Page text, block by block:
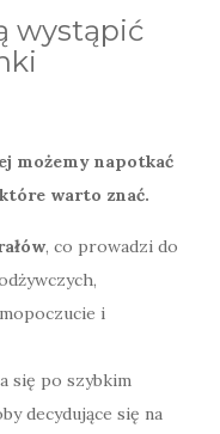
wystąpić
możemy napotkać
warto znać.
, co prowadzi do
i
się po szybkim
decydujące się na